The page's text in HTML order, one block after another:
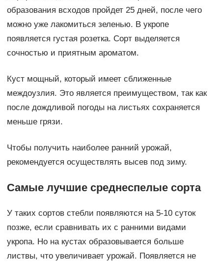
образования всходов пройдет 25 дней, после чего
можно уже лакомиться зеленью. В укропе
появляется густая розетка. Сорт выделяется
сочностью и приятным ароматом.
Куст мощный, который имеет сближенные
междоузлия. Это является преимуществом, так как
после дождливой погоды на листьях сохраняется
меньше грязи.
Чтобы получить наиболее ранний урожай,
рекомендуется осуществлять высев под зиму.
Самые лучшие среднеспелые сорта
У таких сортов стебли появляются на 5-10 суток
позже, если сравнивать их с ранними видами
укропа. Но на кустах образовывается больше
листвы, что увеличивает урожай. Появляется не